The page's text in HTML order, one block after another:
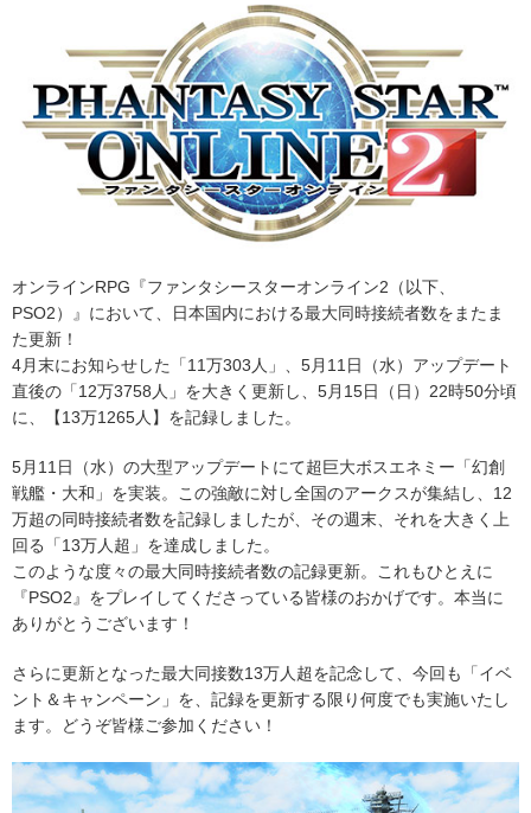
オンラインRPG『ファンタシースターオンライン2（以下、
PSO2）』において、日本国内における最大同時接続者数をまたま
た更新！
4月末にお知らせした「11万303人」、5月11日（水）アップデート
直後の「12万3758人」を大きく更新し、5月15日（日）22時50分頃
に、【13万1265人】を記録しました。
5月11日（水）の大型アップデートにて超巨大ボスエネミー「幻創
戦艦・大和」を実装。この強敵に対し全国のアークスが集結し、12
万超の同時接続者数を記録しましたが、その週末、それを大きく上
回る「13万人超」を達成しました。
このような度々の最大同時接続者数の記録更新。これもひとえに
『PSO2』をプレイしてくださっている皆様のおかげです。本当に
ありがとうございます！
さらに更新となった最大同接数13万人超を記念して、今回も「イベ
ント＆キャンペーン」を、記録を更新する限り何度でも実施いたし
ます。どうぞ皆様ご参加ください！